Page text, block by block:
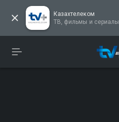
Казахтелеком
ТВ, фильмы и сериалы